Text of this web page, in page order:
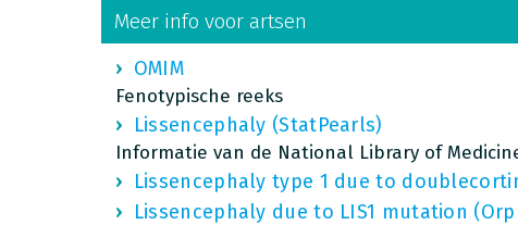
Meer info voor artsen
OMIM
Fenotypische reeks
Lissencephaly (StatPearls)
Informatie van de National Library of
Lissencephaly type 1 due to
Lissencephaly due to LIS1 mutation